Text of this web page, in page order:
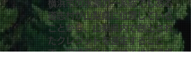
横浜市の水源の一系統でもある
道志村が山梨県に位置している
ことから、山梨県内で創出され
たクレジットを選定すること
で、環境保全における地域連携